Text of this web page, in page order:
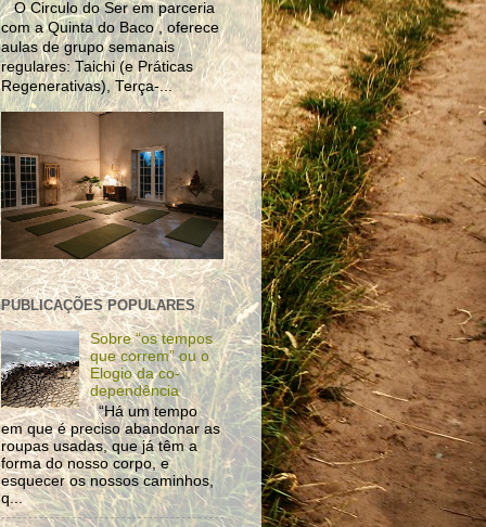
O Circulo do Ser em parceria
com a Quinta do Baco , oferece
aulas de grupo semanais
regulares: Taichi (e Práticas
Regenerativas), Terça-...
PUBLICAÇÕES POPULARES
Sobre “os tempos
que correm” ou o
Elogio da co-
dependência
“Há um tempo
em que é preciso abandonar as
roupas usadas, que já têm a
forma do nosso corpo, e
esquecer os nossos caminhos,
q...